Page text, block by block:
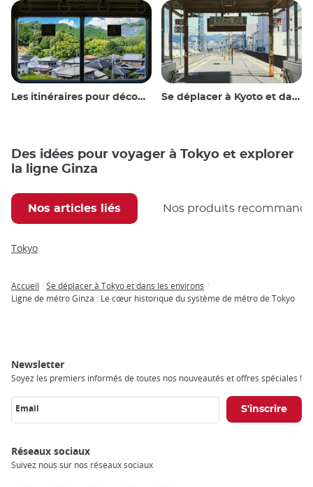
Les itinéraires pour découvrir le Japon Se déplacer à Kyoto et dans les environs
Des idées pour voyager à Tokyo et explorer
la ligne Ginza
Nos articles liés Nos produits
Tokyo
Breadcrumb
Accueil
Se déplacer à Tokyo et dans les environs
Ligne de métro Ginza : Le cœur historique du système de métro de Tokyo
Newsletter
Soyez les premiers informés de toutes nos nouveautés et offres spéciales !
Email
Réseaux sociaux
Suivez nous sur nos réseaux sociaux